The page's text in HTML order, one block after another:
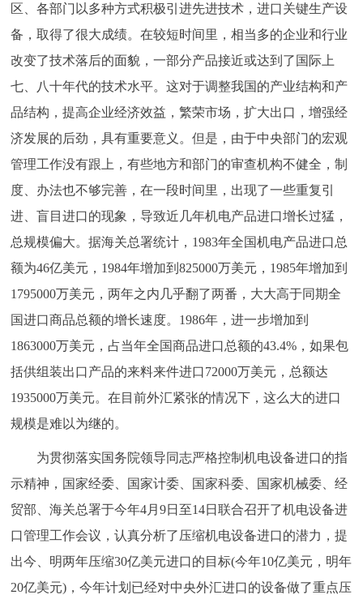
区、各部门以多种方式积极引进先进技术，进口关键生产设
备，取得了很大成绩。在较短时间里，相当多的企业和行业
改变了技术落后的面貌，一部分产品接近或达到了国际上
七、八十年代的技术水平。这对于调整我国的产业结构和产
品结构，提高企业经济效益，繁荣市场，扩大出口，增强经
济发展的后劲，具有重要意义。但是，由于中央部门的宏观
管理工作没有跟上，有些地方和部门的审查机构不健全，制
度、办法也不够完善，在一段时间里，出现了一些重复引
进、盲目进口的现象，导致近几年机电产品进口增长过猛，
总规模偏大。据海关总署统计，1983年全国机电产品进口总
额为46亿美元，1984年增加到825000万美元，1985年增加到
1795000万美元，两年之内几乎翻了两番，大大高于同期全
国进口商品总额的增长速度。1986年，进一步增加到
1863000万美元，占当年全国商品进口总额的43.4%，如果包
括供组装出口产品的来料来件进口72000万美元，总额达
1935000万美元。在目前外汇紧张的情况下，这么大的进口
规模是难以为继的。
为贯彻落实国务院领导同志严格控制机电设备进口的指
示精神，国家经委、国家计委、国家科委、国家机械委、经
贸部、海关总署于今年4月9日至14日联合召开了机电设备进
口管理工作会议，认真分析了压缩机电设备进口的潜力，提
出今、明两年压缩30亿美元进口的目标(今年10亿美元，明年
20亿美元)，今年计划已经对中央外汇进口的设备做了重点压